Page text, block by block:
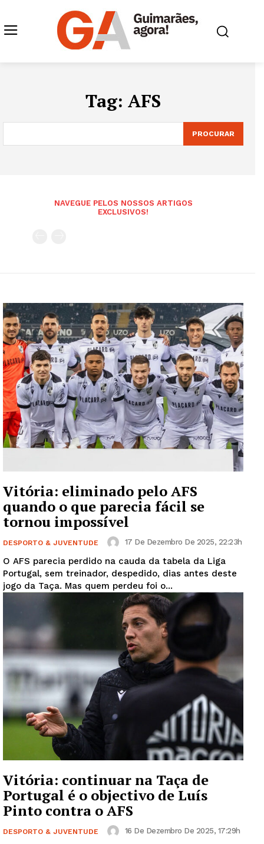
Tag: AFS
PROCURAR
NAVEGUE PELOS NOSSOS ARTIGOS
EXCLUSIVOS!
Vitória: eliminado pelo AFS
quando o que parecia fácil se
tornou impossível
DESPORTO & JUVENTUDE 17 De Dezembro De 2025, 22:23h
O AFS parecia perdido na cauda da tabela da Liga
Portugal, sem treinador, despedido, dias antes deste
jogo da Taça. Mas quem perdeu foi o...
Vitória: continuar na Taça de
Portugal é o objectivo de Luís
Pinto contra o AFS
DESPORTO & JUVENTUDE 16 De Dezembro De 2025, 17:29h